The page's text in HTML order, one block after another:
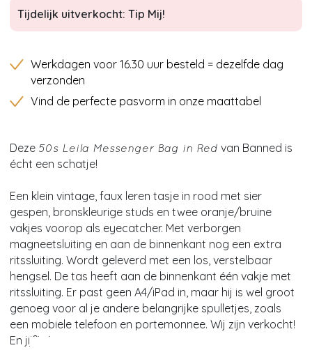
Tijdelijk uitverkocht: Tip Mij!
Werkdagen voor 16.30 uur besteld = dezelfde dag
verzonden
Vind de perfecte pasvorm in onze maattabel
Deze 50s Leila Messenger Bag in Red van Banned is
écht een schatje!
Een klein vintage, faux leren tasje in rood met sier
gespen, bronskleurige studs en twee oranje/bruine
vakjes voorop als eyecatcher. Met verborgen
magneetsluiting en aan de binnenkant nog een extra
ritssluiting. Wordt geleverd met een los, verstelbaar
hengsel. De tas heeft aan de binnenkant één vakje met
ritssluiting. Er past geen A4/iPad in, maar hij is wel groot
genoeg voor al je andere belangrijke spulletjes, zoals
een mobiele telefoon en portemonnee. Wij zijn verkocht!
En jij?! ;-)